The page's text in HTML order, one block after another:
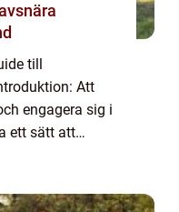
till
Att
engagera sig i
ett sätt att